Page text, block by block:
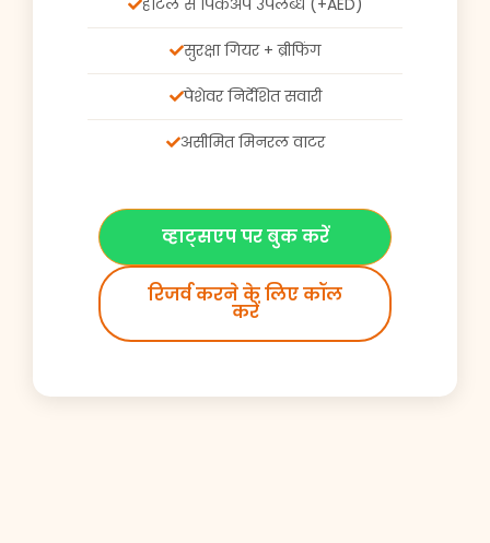
सुरक्षा गियर + ब्रीफिंग
पेशेवर निर्देशित सवारी
असीमित मिनरल वाटर
व्हाट्सएप पर बुक करें
रिजर्व करने के लिए कॉल
करें